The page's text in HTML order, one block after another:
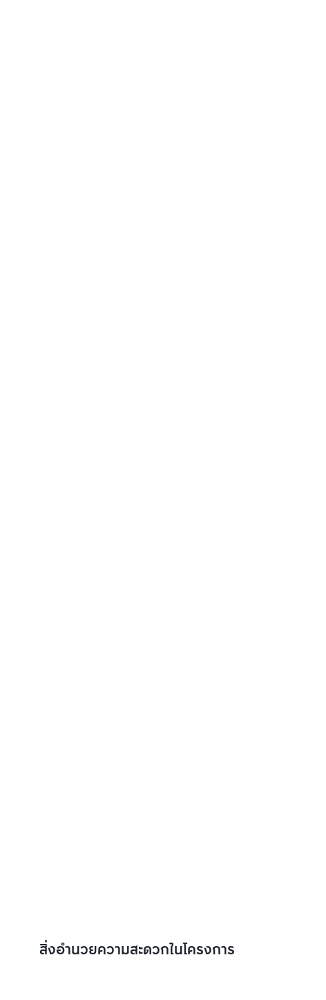
สิ่งอำนวยความสะดวกในโครงการ